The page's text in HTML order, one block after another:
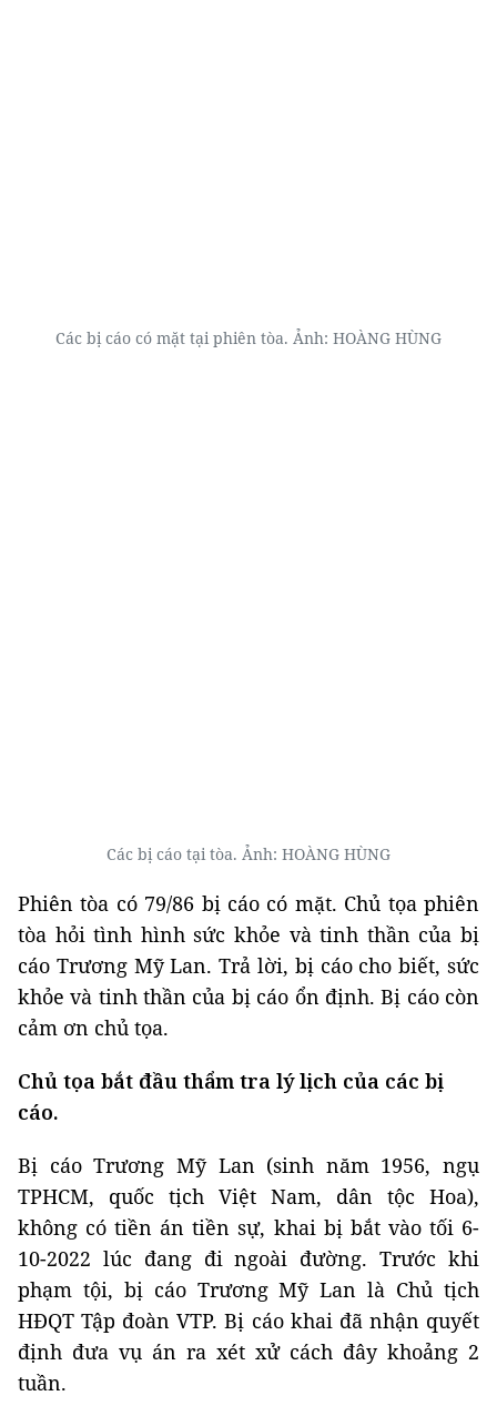
Các bị cáo có mặt tại phiên tòa. Ảnh: HOÀNG HÙNG
Các bị cáo tại tòa. Ảnh: HOÀNG HÙNG
Phiên tòa có 79/86 bị cáo có mặt. Chủ tọa phiên
tòa hỏi tình hình sức khỏe và tinh thần của bị
cáo Trương Mỹ Lan. Trả lời, bị cáo cho biết, sức
khỏe và tinh thần của bị cáo ổn định. Bị cáo còn
cảm ơn chủ tọa.
Chủ tọa bắt đầu thẩm tra lý lịch của các bị
cáo.
Bị cáo Trương Mỹ Lan (sinh năm 1956, ngụ
TPHCM, quốc tịch Việt Nam, dân tộc Hoa),
không có tiền án tiền sự, khai bị bắt vào tối 6-
10-2022 lúc đang đi ngoài đường. Trước khi
phạm tội, bị cáo Trương Mỹ Lan là Chủ tịch
HĐQT Tập đoàn VTP. Bị cáo khai đã nhận quyết
định đưa vụ án ra xét xử cách đây khoảng 2
tuần.